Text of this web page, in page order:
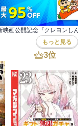
もっと見る
3位